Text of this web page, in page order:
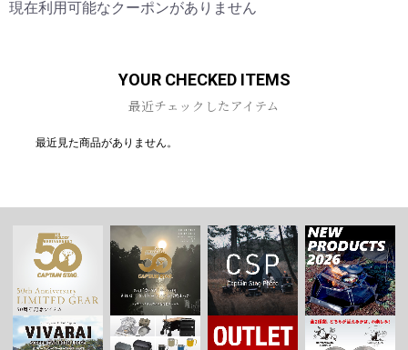
現在利用可能なクーポンがありません
YOUR CHECKED ITEMS
最近チェックしたアイテム
最近見た商品がありません。